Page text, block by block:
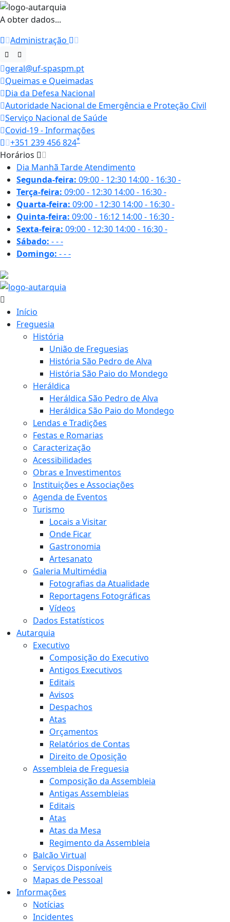
A obter dados...
Administração
geral@uf-spaspm.pt
Queimas e Queimadas
Dia da Defesa Nacional
Autoridade Nacional de Emergência e Proteção Civil
Serviço Nacional de Saúde
Covid-19 - Informações
+351 239 456 824*
Horários
Dia Manhã TardeAtendimento
Segunda-feira: 09:00 - 12:30 14:00 - 16:30-
Terça-feira: 09:00 - 12:30 14:00 - 16:30-
Quarta-feira: 09:00 - 12:30 14:00 - 16:30-
Quinta-feira: 09:00 - 16:12 14:00 - 16:30-
Sexta-feira: 09:00 - 12:30 14:00 - 16:30-
Sábado: ---
Domingo: ---
Início
Freguesia
História
União de Freguesias
História São Pedro de Alva
História São Paio do Mondego
Heráldica
Heráldica São Pedro de Alva
Heráldica São Paio do Mondego
Lendas e Tradições
Festas e Romarias
Caracterização
Acessibilidades
Obras e Investimentos
Instituições e Associações
Agenda de Eventos
Turismo
Locais a Visitar
Onde Ficar
Gastronomia
Artesanato
Galeria Multimédia
Fotografias da Atualidade
Reportagens Fotográficas
Vídeos
Dados Estatísticos
Autarquia
Executivo
Composição do Executivo
Antigos Executivos
Editais
Avisos
Despachos
Atas
Orçamentos
Relatórios de Contas
Direito de Oposição
Assembleia de Freguesia
Composição da Assembleia
Antigas Assembleias
Editais
Atas
Atas da Mesa
Regimento da Assembleia
Balcão Virtual
Serviços Disponíveis
Mapas de Pessoal
Informações
Notícias
Incidentes